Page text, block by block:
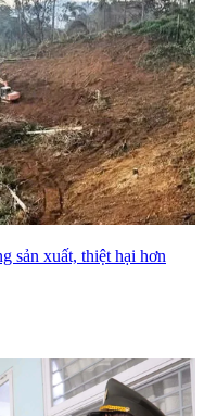
sản xuất, thiệt hại hơn